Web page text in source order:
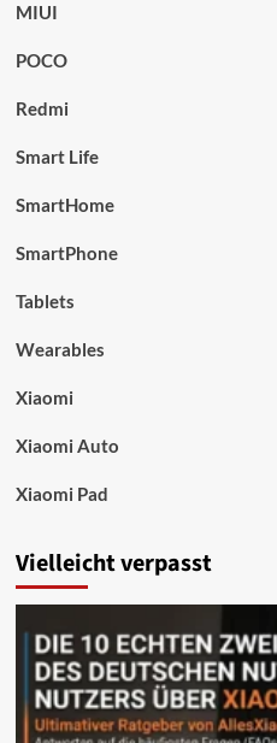
MIUI
POCO
Redmi
Smart Life
SmartHome
SmartPhone
Tablets
Wearables
Xiaomi
Xiaomi Auto
Xiaomi Pad
Vielleicht verpasst